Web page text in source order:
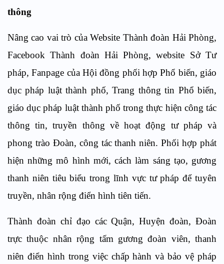
thông
Nâng cao vai trò của Website Thành đoàn Hải Phòng,
Facebook Thành đoàn Hải Phòng, website Sở Tư
pháp, Fanpage của Hội đồng phối hợp Phổ biến, giáo
dục pháp luật thành phố, Trang thông tin Phổ biến,
giáo dục pháp luật thành phốtrong thực hiện công tác
thông tin, truyền thông về hoạt động tư pháp và
phong trào Đoàn, công tác thanh niên. Phối hợp phát
hiện những mô hình mới, cách làm sáng tạo, gương
thanh niên tiêu biểu trong lĩnh vực tư pháp để tuyên
truyền, nhân rộng điển hình tiên tiến.
Thành đoàn chỉ đạo các Quận, Huyện đoàn, Đoàn
trực thuộc nhân rộng tấm gương đoàn viên, thanh
niên điển hình trong việc chấp hành và bảo vệ pháp